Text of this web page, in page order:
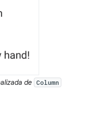
de Column